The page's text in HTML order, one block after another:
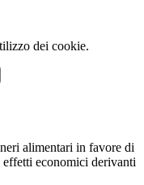
dei cookie.
alimentari in favore di
economici derivanti